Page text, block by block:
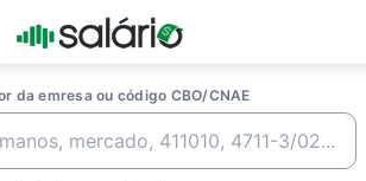
da emresa ou código CBO/CNAE